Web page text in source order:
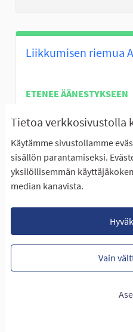
Tietoa verkkosivustolla
Käytämme sivustollamme
sisällön parantamiseksi.
yksilöllisemmän
median kanavista.
Vain
Liikkumisen riemua
ETENEE ÄÄNESTYKSEEN
pohtimaan erilaisia lasten
Rajaa tulokset teeman
Eteläinen Seinäjoki
LUONTIAIKA
27.01.2023
Portaat